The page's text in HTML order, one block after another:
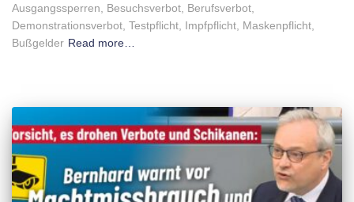
Ausgangssperren, Besuchsverbot, Berufsverbot,
Demonstrationsverbot, Testpflicht, Impfpflicht, Maskenpflicht,
Bußgelder Read more…